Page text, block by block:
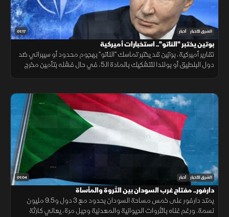
01:17 الشرق للأخبار أخبار
بوتين يختبر "الناتو".. استخبارات أميركية
تقارير أميركية، بوتين قد يختبر تماسك "الناتو" بهجوم محدود أو سيبراني ضد
دول البلطيق أو بولندا للتشكيك بالمادة الـ5، في حال فشله بتأمين مخرج
01:04 الشرق للأخبار أخبار
دارفور.. مفتاح غرب السودان بين الثروة والمأساة
يمتد دارفور على خمس مساحة السودان بحدود مع 3 دول و9.5 مليون
نسمة. ورغم غناه بالثروات الحيوانية والمعدنية وجبل مرة، يعاني كارثة